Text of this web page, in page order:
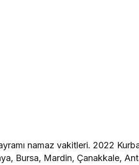
namaz vakitleri. 2022
Bursa, Mardin, Çanakkale,